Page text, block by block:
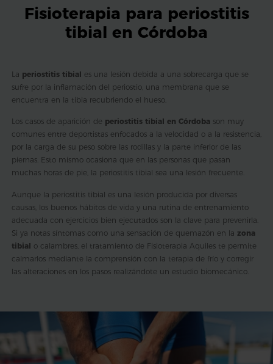
Fisioterapia para periostitis
tibial en Córdoba
La periostitis tibial es una lesión debida a una sobrecarga que se
sufre por la inflamación del periostio, una membrana que se
encuentra en la tibia recubriendo el hueso.
Los casos de aparición de periostitis tibial en Córdoba son muy
comunes entre deportistas enfocados a la velocidad o a la resistencia,
por la carga de su peso sobre las rodillas y la parte inferior de las
piernas. Esto mismo ocasiona que en las personas que pasan
muchas horas de pie, la periostitis tibial sea una lesión frecuente.
Aunque la periostitis tibial es una lesión producida por diversas
causas, los buenos hábitos de vida y una rutina de entrenamiento
adecuada con ejercicios bien ejecutados son la clave para prevenirla.
Si ya notas síntomas como una sensación de quemazón en la zona
tibial o calambres, el tratamiento de Fisioterapia Aquiles te permite
calmarlos mediante la comprensión con la terapia de frío y corregir
las alteraciones en los pasos realizándote un estudio biomecánico.